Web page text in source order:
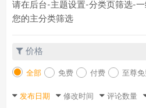
请在后台-主题设置-分类页筛选-
您的主分类筛选
价格
全部 免费 付费 至尊
发布日期 修改时间 评论数量